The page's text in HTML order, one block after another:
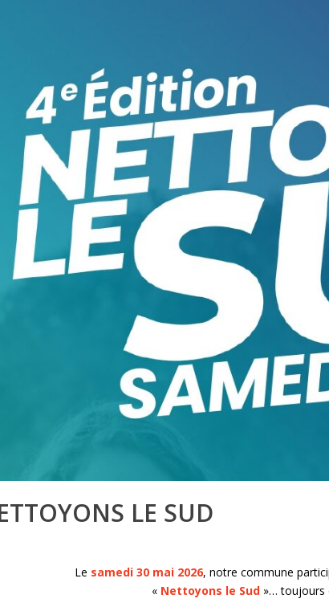
LE SUD
Le samedi 30 mai 2026, notre commune
« Nettoyons le Sud»… toujours